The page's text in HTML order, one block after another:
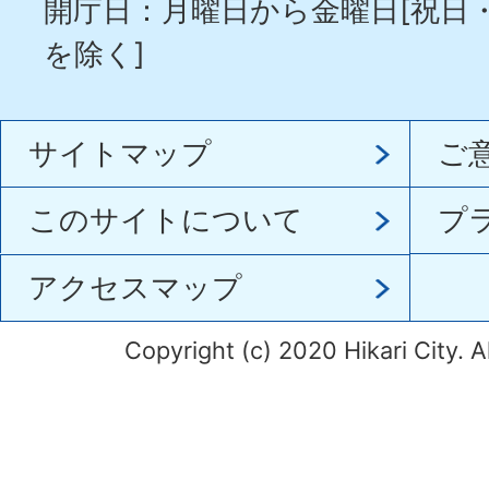
開庁日：月曜日から金曜日[祝日
を除く]
サイトマップ
ご
このサイトについて
プ
アクセスマップ
Copyright (c) 2020 Hikari City.